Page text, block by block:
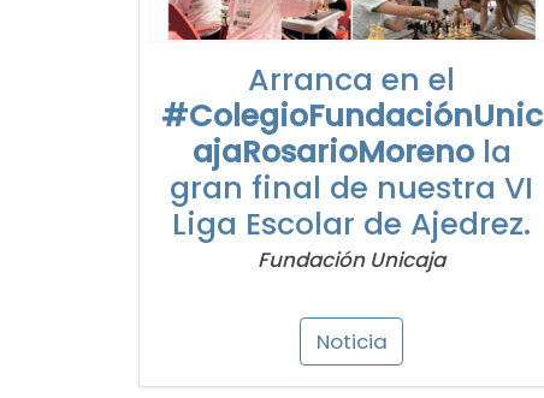
Arranca en el
#ColegioFundaciónUnic
ajaRosarioMorenola
gran final de nuestra VI
Liga Escolar de Ajedrez.
Fundación Unicaja
Noticia